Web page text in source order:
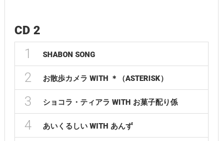
CD 2
1 SHABON SONG
2 お散歩カメラ WITH ＊（ASTERISK）
3 ショコラ・ティアラ WITH お菓子配り係
4 あいくるしい WITH あんず